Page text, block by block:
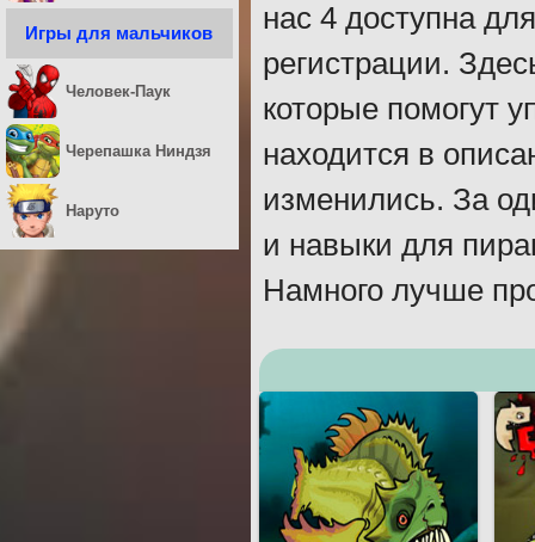
нас 4 доступна
регистрации.
которые помогут
находится в
изменились. За
и навыки для
Намного лучше
Игры для мальчиков
Человек-Паук
Черепашка Ниндзя
Наруто